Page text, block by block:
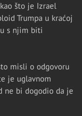
što je Izrael
Trumpa u kraćoj
s njim biti
misli o odgovoru
je uglavnom
ne bi dogodio da je